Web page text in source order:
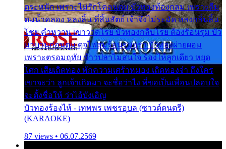
ตระหนัก เพราะไม่รักโคลนตม บัวทองท้องกลม เพราะลืม
ตมน้ำคลอง หลงลิ้น ที่สิ้นสัตย์ เจ้าจึงไม่ระมัด หลงกลิ่นลิ้น
โชย คำหวาน เขาวาดโรย บัวทองกลีบโรย ต้องร้อนรุม บัว
มาบานก่อนตูม ดุจไฟสุมร้อนรุมอุรา บัวทองผ่ายผอม
เพราะตรอมฤทัย ข้าวปลาไม่สนใจ ร้องไห้ลูกเดียว หยุด
โศก เสียเถิดทอง พักความเศร้าหมอง เถิดทองจ๋า ถึงใคร
เขาจะว่า ลูกเจ้าเกิดมา จะชื่อว่าไง พี่ขอเป็นเพื่อนปลอบใจ
จะตั้งชื่อให้ ว่าไอ้บังเอิญ
บัวทองร้องไห้ - เทพพร เพชรอุบล (ซาวด์ดนตรี)
(KARAOKE)
87 views • 06.07.2569